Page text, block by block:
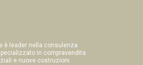
è leader nella consulenza
in compravendita
e nuove costruzioni.